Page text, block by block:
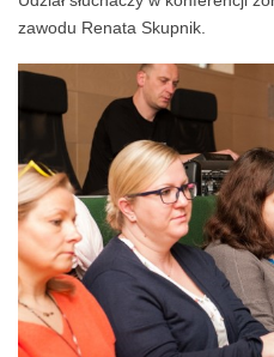
zawodu Renata Skupnik.